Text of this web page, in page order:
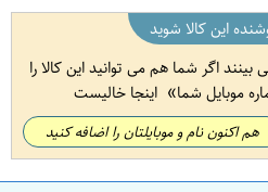
این کالا شوید
بینند اگر شما هم می توانید این کالا را
موبایل شما اینجا خالیست
هم اکنون نام و موبایلتان را اضافه کنید